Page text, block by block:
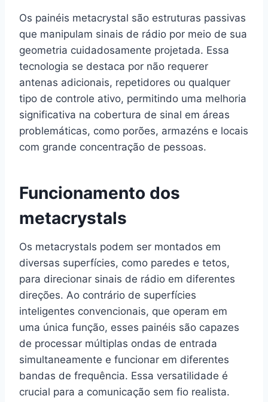
Os painéis metacrystal são estruturas passivas
que manipulam sinais de rádio por meio de sua
geometria cuidadosamente projetada. Essa
tecnologia se destaca por não requerer
antenas adicionais, repetidores ou qualquer
tipo de controle ativo, permitindo uma melhoria
significativa na cobertura de sinal em áreas
problemáticas, como porões, armazéns e locais
com grande concentração de pessoas.
Funcionamento dos
metacrystals
Os metacrystals podem ser montados em
diversas superfícies, como paredes e tetos,
para direcionar sinais de rádio em diferentes
direções. Ao contrário de superfícies
inteligentes convencionais, que operam em
uma única função, esses painéis são capazes
de processar múltiplas ondas de entrada
simultaneamente e funcionar em diferentes
bandas de frequência. Essa versatilidade é
crucial para a comunicação sem fio realista.